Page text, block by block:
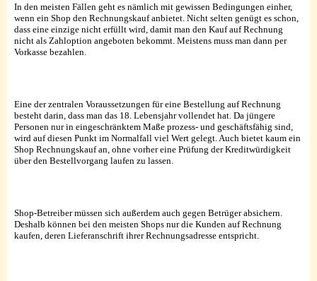
In den meisten Fällen geht es nämlich mit gewissen Bedingungen einher,
wenn ein Shop den Rechnungskauf anbietet. Nicht selten genügt es schon,
dass eine einzige nicht erfüllt wird, damit man den Kauf auf Rechnung
nicht als Zahloption angeboten bekommt. Meistens muss man dann per
Vorkasse bezahlen.
Eine der zentralen Voraussetzungen für eine Bestellung auf Rechnung
besteht darin, dass man das 18. Lebensjahr vollendet hat. Da jüngere
Personen nur in eingeschränktem Maße prozess- und geschäftsfähig sind,
wird auf diesen Punkt im Normalfall viel Wert gelegt. Auch bietet kaum ein
Shop Rechnungskauf an, ohne vorher eine Prüfung der Kreditwürdigkeit
über den Bestellvorgang laufen zu lassen.
Shop-Betreiber müssen sich außerdem auch gegen Betrüger absichern.
Deshalb können bei den meisten Shops nur die Kunden auf Rechnung
kaufen, deren Lieferanschrift ihrer Rechnungsadresse entspricht.